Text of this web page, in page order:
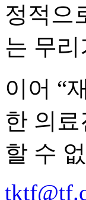
정적으
는 무
이어 “
한 의
할 수